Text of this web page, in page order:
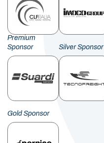
Premium
Sponsor
Silver Sponsor
Gold Sponsor